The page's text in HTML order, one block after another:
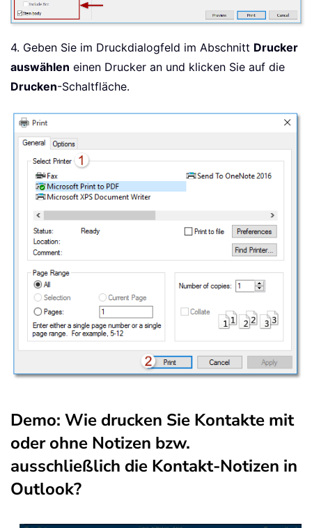
4. Geben Sie im Druckdialogfeld im Abschnitt Drucker
auswählen einen Drucker an und klicken Sie auf die
Drucken-Schaltfläche.
Demo: Wie drucken Sie Kontakte mit
oder ohne Notizen bzw.
ausschließlich die Kontakt-Notizen in
Outlook?